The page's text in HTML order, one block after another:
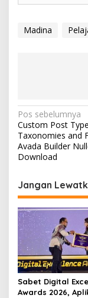
Madina
Navigasi
pos
Pos sebelumnya
Custom Post
Taxonomies and
Avada Builder
Download
Jangan
Sabet Digital
Awards 2026,